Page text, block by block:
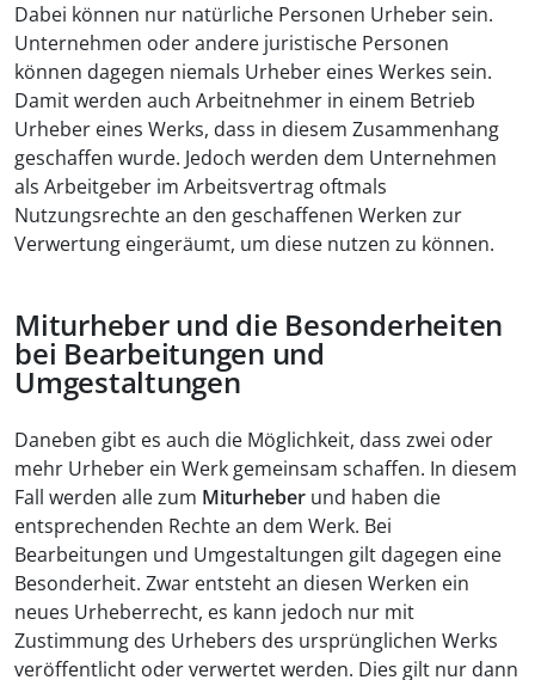
Dabei können nur natürliche Personen Urheber sein.
Unternehmen oder andere juristische Personen
können dagegen niemals Urheber eines Werkes sein.
Damit werden auch Arbeitnehmer in einem Betrieb
Urheber eines Werks, dass in diesem Zusammenhang
geschaffen wurde. Jedoch werden dem Unternehmen
als Arbeitgeber im Arbeitsvertrag oftmals
Nutzungsrechte an den geschaffenen Werken zur
Verwertung eingeräumt, um diese nutzen zu können.
Miturheber und die Besonderheiten
bei Bearbeitungen und
Umgestaltungen
Daneben gibt es auch die Möglichkeit, dass zwei oder
mehr Urheber ein Werk gemeinsam schaffen. In diesem
Fall werden alle zum Miturheber und haben die
entsprechenden Rechte an dem Werk. Bei
Bearbeitungen und Umgestaltungen gilt dagegen eine
Besonderheit. Zwar entsteht an diesen Werken ein
neues Urheberrecht, es kann jedoch nur mit
Zustimmung des Urhebers des ursprünglichen Werks
veröffentlicht oder verwertet werden. Dies gilt nur dann